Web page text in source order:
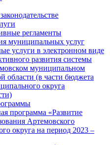
регламенты
муниципальных услуг
услуги в электронном виде
развития системы
муниципальном
области (в части бюджета
округа
программа «Развитие
Артемовского
округа на период 2023 –